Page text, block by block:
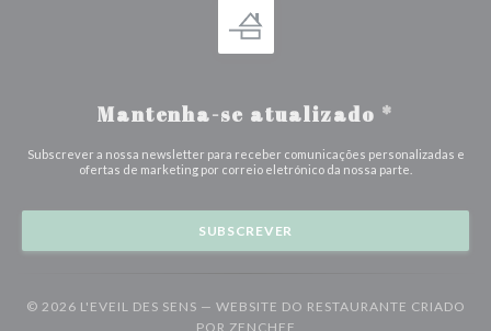
Mantenha-se atualizado *
Subscrever a nossa newsletter para receber comunicações personalizadas e
ofertas de marketing por correio eletrónico da nossa parte.
SUBSCREVER
© 2026 L'EVEIL DES SENS — WEBSITE DO RESTAURANTE CRIADO
POR ZENCHEF